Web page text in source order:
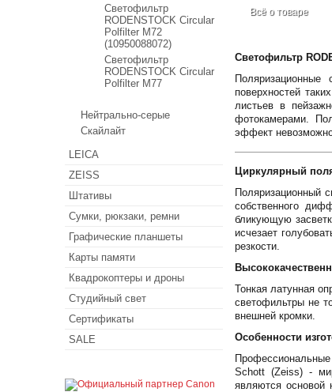
Всё о товаре
Светофильтр
поверхностей
листьев в
фотокамерами.
эффект
Циркулярный
Поляризационный
собственного
бликующую
исчезает
резкости.
Тонкая латунная
светофильтры не
внешней кромки.
Особенности
Schott (Zeiss) -
являются основой
Светофильтр
RODENSTOCK Circular
Polfilter M72
(10950088072)
Светофильтр
RODENSTOCK Circular
Polfilter M77
Нейтрально-серые
Скайлайт
LEICA
ZEISS
Штативы
Сумки, рюкзаки, ремни
Графические планшеты
Карты памяти
Квадрокоптеры и дроны
Студийный свет
Сертификаты
SALE